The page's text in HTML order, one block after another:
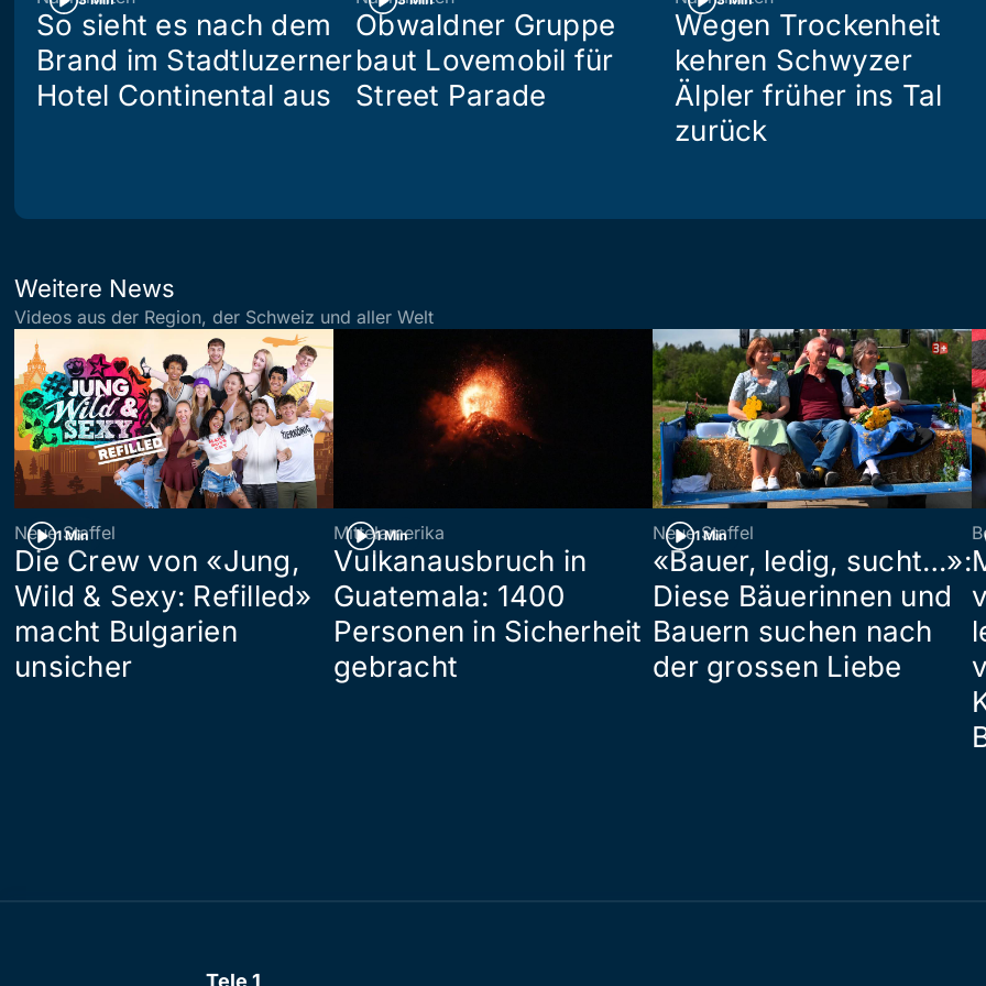
So sieht es nach dem
Brand im Stadtluzerner
Hotel Continental aus
Obwaldner Gruppe
baut Lovemobil für
Street Parade
Wegen Trockenheit
kehren Schwyzer
Älpler früher ins Tal
zurück
Weitere News
Videos aus der Region, der Schweiz und aller Welt
1 Min
Neue Staffel
Die Crew von «Jung,
Wild & Sexy: Refilled»
macht Bulgarien
unsicher
1 Min
Mittelamerika
Vulkanausbruch in
Guatemala: 1400
Personen in Sicherheit
gebracht
1 Min
Neue Staffel
«Bauer, ledig, sucht…»:
Diese Bäuerinnen und
Bauern suchen nach
der grossen Liebe
Tele 1